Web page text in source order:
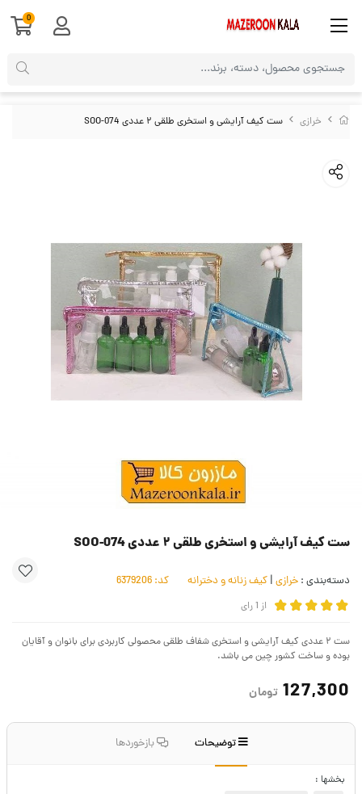
خرازی ست کیف آرایشی و استخری طلقی ۲ عددی SOO-074
ست کیف آرایشی و استخری طلقی ۲ عددی SOO-074
دسته‌بندی : خرازی | کیف زنانه و دخترانه کد:
از 1رای
ست ۲ عددی کیف آرایشی و استخری شفاف طلقی محصولی کاربردی برای بانوان و آقایان
بوده و ساخت کشور چین می باشد.
127,300 تومان
توضیحات بازخوردها
بخشها :
0